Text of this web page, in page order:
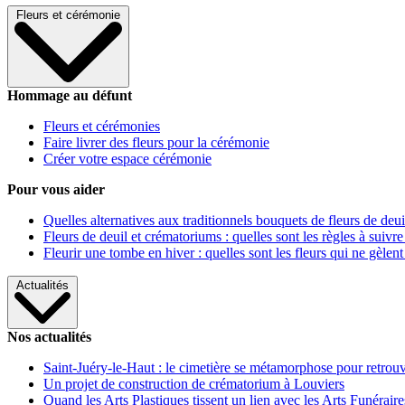
Fleurs et cérémonie
Hommage au défunt
Fleurs et cérémonies
Faire livrer des fleurs pour la cérémonie
Créer votre espace cérémonie
Pour vous aider
Quelles alternatives aux traditionnels bouquets de fleurs de
Fleurs de deuil et crématoriums : quelles sont les règles à
Fleurir une tombe en hiver : quelles sont les fleurs qui ne gèlent
Actualités
Nos actualités
Saint-Juéry-le-Haut : le cimetière se métamorphose pour
Un projet de construction de crématorium à Louviers
Quand les Arts Plastiques tissent un lien avec les Arts